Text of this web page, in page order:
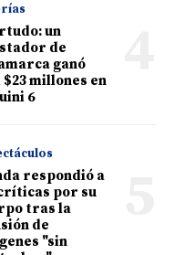
un
de
ganó
$23 millones en
6
respondió a
por su
tras la
de
"sin